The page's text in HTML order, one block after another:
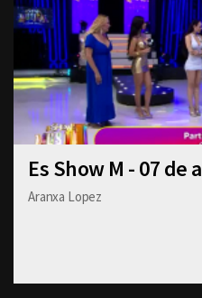
Es Show M - 07 de
Aranxa Lopez